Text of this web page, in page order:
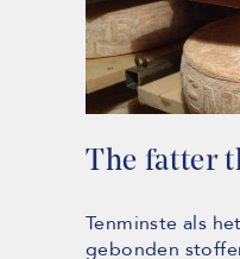
The fatter
Tenminste als
gebonden